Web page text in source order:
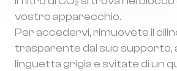
vostro apparecchio.
Per accedervi, rimuovete il
trasparente dal suo supporto,
linguetta grigia e svitate di un